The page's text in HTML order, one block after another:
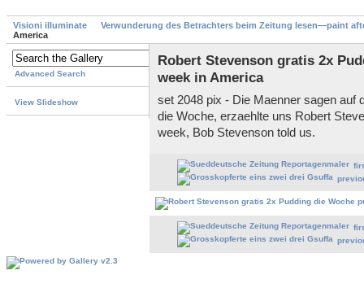
Visioni illuminate
Verwunderung des Betrachters beim Zeitung lesen—paint
America
Advanced Search
View Slideshow
Robert Stevenson gratis 2x
week in America
set 2048 pix - Die Maenner sagen auf
die Woche, erzaehlte uns Robert
week, Bob Stevenson told us.